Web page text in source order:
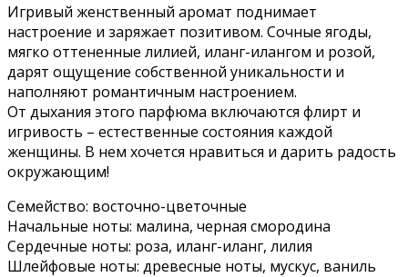
Игривый женственный аромат поднимает
настроение и заряжает позитивом. Сочные ягоды,
мягко оттененные лилией, иланг-илангом и розой,
дарят ощущение собственной уникальности и
наполняют романтичным настроением.
От дыхания этого парфюма включаются флирт и
игривость – естественные состояния каждой
женщины. В нем хочется нравиться и дарить радость
окружающим!
Семейство: восточно-цветочные
Начальные ноты: малина, черная смородина
Сердечные ноты: роза, иланг-иланг, лилия
Шлейфовые ноты: древесные ноты, мускус, ваниль